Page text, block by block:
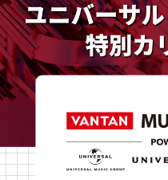
就職・資格
イベント案内
学びの環境
MOVIE
留学生のみなさま